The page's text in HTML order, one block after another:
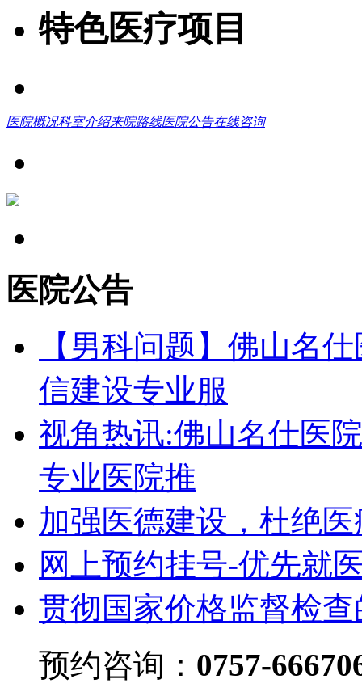
特色医疗项目
医院概况科室介绍来院路线医院公告在线咨询
医院公告
【男科问题】佛山名
信建设专业服
视角热讯:佛山名仕医
专业医院推
加强医德建设，杜绝
网上预约挂号-优先就
贯彻国家价格监督检
预约咨询： 0757-